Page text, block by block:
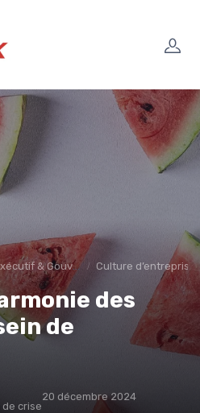
& Gouvernance Culture
des
de
crise
20 décembre 2024